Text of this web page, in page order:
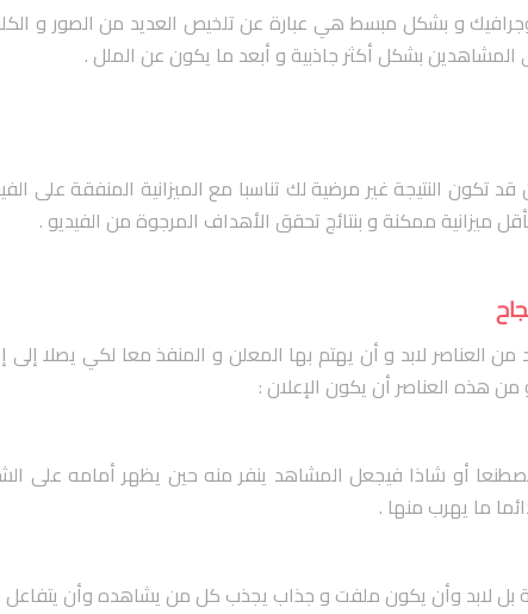
و بشكل مبسط هي عبارة عن تلخيص العديد من الصور و
بشكل أكثر جاذبية و أبعد ما يكون عن الملل .
قد تكون النتيجة غير مرضية لك تناسبا مع الميزانية المنفقة على
ميزانية ممكنة و بنتائج تحقق الأهداف المرجوة من الفيديو .
العناصر لابد و أن يهتم بها المعلن و المنفذ معا لكي يصلا
هذه العناصر أن يكون الإعلان :
أو شاذا فيجعل المشاهد ينفر منه حين يظهر أمامه على
ما يهرب منها .
بل لابد وأن يكون ملفت و جذاب يجذب كل من يشاهده وأن يتفاعل